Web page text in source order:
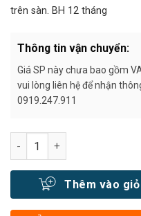
trên sàn. BH 12 tháng
Thông tin vận chuyển:
Giá SP này chưa bao gồm
vui lòng liên hệ để nhận
0919.247.911
Số lượng
Thêm vào giỏ